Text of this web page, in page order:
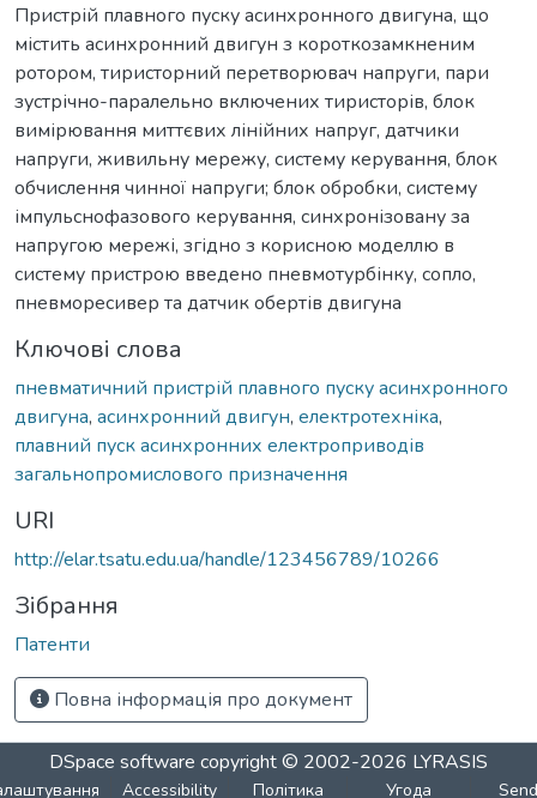
Пристрій плавного пуску асинхронного двигуна, що
містить асинхронний двигун з короткозамкненим
ротором, тиристорний перетворювач напруги, пари
зустрічно-паралельно включених тиристорів, блок
вимірювання миттєвих лінійних напруг, датчики
напруги, живильну мережу, систему керування, блок
обчислення чинної напруги; блок обробки, систему
імпульснофазового керування, синхронізовану за
напругою мережі, згідно з корисною моделлю в
систему пристрою введено пневмотурбінку, сопло,
пневморесивер та датчик обертів двигуна
Ключові слова
пневматичний пристрій плавного пуску асинхронного
двигуна, асинхронний двигун, електротехніка,
плавний пуск асинхронних електроприводів
загальнопромислового призначення
URI
http://elar.tsatu.edu.ua/handle/123456789/10266
Зібрання
Патенти
Повна інформація про документ
DSpace software copyright © 2002-2026 LYRASIS
Accessibility Політика Угода Send